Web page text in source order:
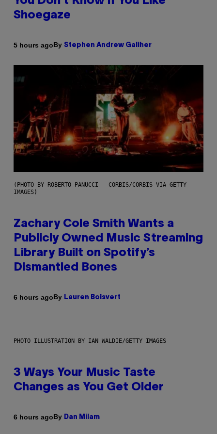
Shoegaze
5 hours agoBy Stephen Andrew Galiher
(PHOTO BY ROBERTO PANUCCI – CORBIS/CORBIS VIA GETTY
IMAGES)
Zachary Cole Smith Wants a
Publicly Owned Music Streaming
Library Built on Spotify’s
Dismantled Bones
6 hours agoBy Lauren Boisvert
PHOTO ILLUSTRATION BY IAN WALDIE/GETTY IMAGES
3 Ways Your Music Taste
Changes as You Get Older
6 hours agoBy Dan Milam